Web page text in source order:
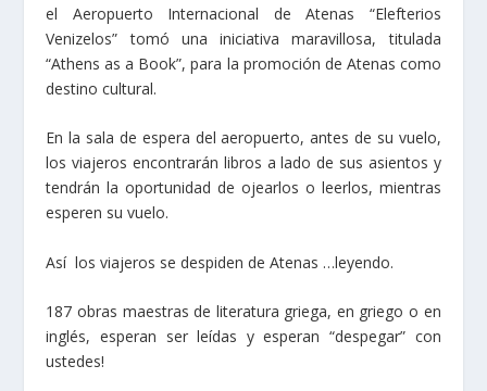
el Aeropuerto Internacional de Atenas “Elefterios
Venizelos” tomó una iniciativa maravillosa, titulada
“Athens as a Book”, para la promoción de Atenas como
destino cultural.
En la sala de espera del aeropuerto, antes de su vuelo,
los viajeros encontrarán libros a lado de sus asientos y
tendrán la oportunidad de ojearlos o leerlos, mientras
esperen su vuelo.
Así los viajeros se despiden de Atenas …leyendo.
187 obras maestras de literatura griega, en griego o en
inglés, esperan ser leídas y esperan “despegar” con
ustedes!